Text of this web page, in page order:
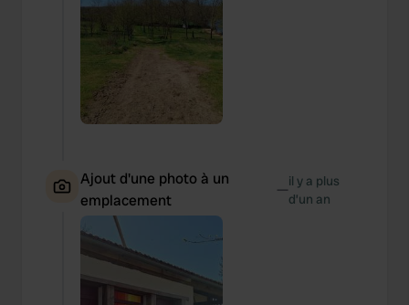
Ajout d'une photo à un
emplacement
—il y a plus
d’un an